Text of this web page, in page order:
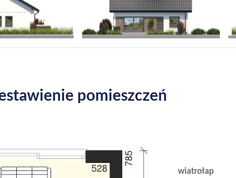
pomieszczeń
wiatrołap